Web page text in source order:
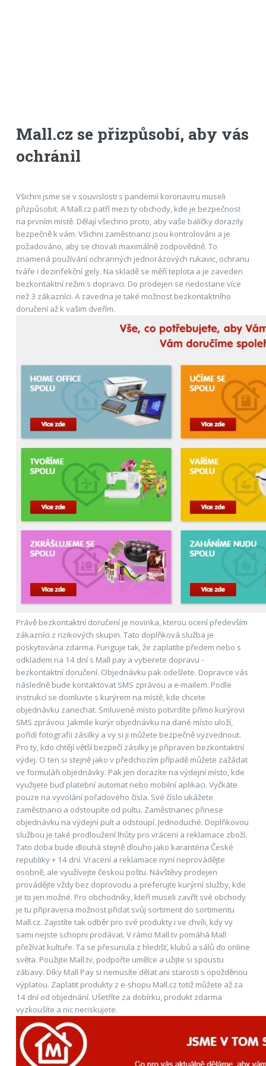
Mall.cz se přizpůsobí, aby vás
ochránil
Všichni jsme se v souvislosti s pandemií koronaviru museli
přizpůsobit. A Mall.cz patří mezi ty obchody, kde je bezpečnost
na prvním místě. Dělají všechno proto, aby vaše balíčky dorazily
bezpečně k vám. Všichni zaměstnanci jsou kontrolováni a je
požadováno, aby se chovali maximálně zodpovědně. To
znamená používání ochranných jednorázových rukavic, ochranu
tváře i dezinfekční gely. Na skladě se měří teplota a je zaveden
bezkontaktní režim s dopravci. Do prodejen se nedostane více
než 3 zákazníci. A zavedna je také možnost bezkontaktního
doručení až k vašim dveřím.
Právě bezkontaktní doručení je novinka, kterou ocení především
zákazníci z rizikových skupin. Tato doplňková služba je
poskytována zdarma. Funguje tak, že zaplatíte předem nebo s
odkladem na 14 dní s Mall pay a vyberete dopravu -
bezkontaktní doručení. Objednávku pak odešlete. Dopravce vás
následně bude kontaktovat SMS zprávou a e-mailem. Podle
instrukcí se domluvte s kurýrem na místě, kde chcete
objednávku zanechat. Smluvené místo potvrdíte přímo kurýrovi
SMS zprávou. Jakmile kurýr objednávku na dané místo uloží,
pořídí fotografii zásilky a vy si ji můžete bezpečně vyzvednout.
Pro ty, kdo chtějí větší bezpečí zásilky je připraven bezkontaktní
výdej. O ten si stejně jako v předchozím případě můžete zažádat
ve formuláři objednávky. Pak jen dorazíte na výdejní místo, kde
využijete buď platební automat nebo mobilní aplikaci. Vyčkáte
pouze na vyvolání pořadového čísla. Své číslo ukážete
zaměstnanci a odstoupíte od pultu. Zaměstnanec přinese
objednávku na výdejní pult a odstoupí. Jednoduché. Doplňkovou
službou je také prodloužení lhůty pro vrácení a reklamace zboží.
Tato doba bude dlouhá stejně dlouho jako karanténa České
republiky + 14 dní. Vracení a reklamace nyní neprovádějte
osobně, ale využívejte českou poštu. Návštěvy prodejen
provádějte vždy bez doprovodu a preferujte kurýrní služby, kde
je to jen možné. Pro obchodníky, kteří museli zavřít své obchody
je tu připravena možnost přidat svůj sortiment do sortimentu
Mall.cz. Zajistíte tak odběr pro své produkty i ve chvíli, kdy vy
sami nejste schopni prodávat. V rámci Mall.tv pomáhá Mall
přežívat kultuře. Ta se přesunula z hledišť, klubů a sálů do online
světa. Použijte Mall.tv, podpořte umělce a užijte si spoustu
zábavy. Díky Mall Pay si nemusíte dělat ani starosti s opožděnou
výplatou. Zaplatit produkty z e-shopu Mall.cz totiž můžete až za
14 dní od objednání. Ušetříte za dobírku, produkt zdarma
vyzkoušíte a nic neriskujete.